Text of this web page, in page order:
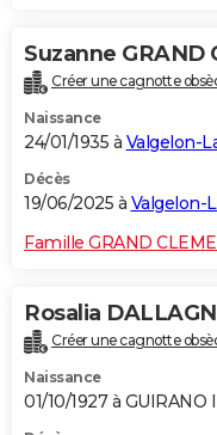
Suzanne GRAND
Créer une cagnotte
Naissance
24/01/1935 à Valgelon-
Décès
19/06/2025 à Valgelon-
Famille GRAND
Rosalia
Créer une cagnotte
Naissance
01/10/1927 à GUIRANO